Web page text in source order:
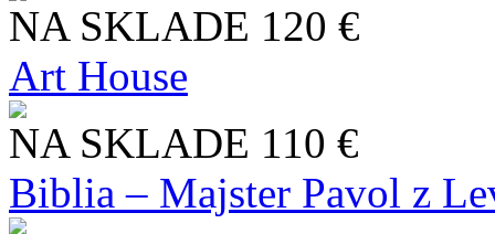
NA SKLADE 120 €
Art House
NA SKLADE 110 €
Biblia – Majster Pavol z